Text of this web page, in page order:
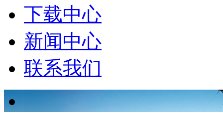
下载中心
新闻中心
联系我们